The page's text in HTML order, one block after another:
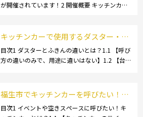
れています！
が開催されています！2 開催概要 キッチンカー
ルメイベントが催されています。 開業前にキ
[…]
キッチンカーで使用するダスター・ふ
きんの選び方とは？おすすめ商品3選
も紹介！
目次1 ダスターとふきんの違いとは？1.1 【呼び
方の違いのみで、用途に違いはない】1.2 【台
特徴2.1 【綿】2.2 【マイクロ […]
福生市でキッチンカーを呼びたい！派
遣してもらうにはどうすれば良いの？
目次1 イベントや空きスペースに呼びたい！キ